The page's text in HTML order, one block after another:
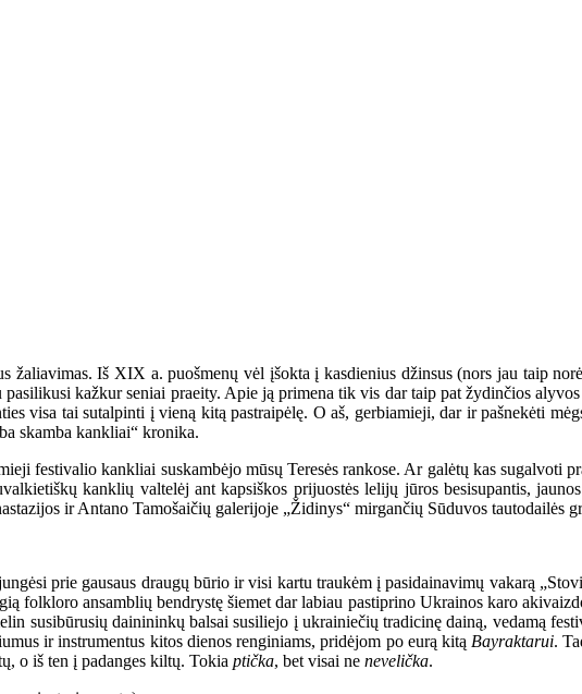
žaliavimas. Iš XIX a. puošmenų vėl įšokta į kasdienius džinsus (nors jau taip
kažkur seniai praeity. Apie ją primena tik vis dar taip pat žydinčios
visa tai sutalpinti į vieną kitą pastraipėlę. O aš, gerbiamieji, dar ir pašnekėti
skamba kankliai“ kronika.
festivalio kankliai suskambėjo mūsų Teresės rankose. Ar galėtų kas sugalvoti
kanklių valtelėj ant kapsiškos prijuostės lelijų jūros besisupantis,
ir Antano Tamošaičių galerijoje „Židinys“ mirgančių Sūduvos tautodailės
prie gausaus draugų būrio ir visi kartu traukėm į pasidainavimų vakarą
folkloro ansamblių bendrystę šiemet dar labiau pastiprino Ukrainos karo
susibūrusių dainininkų balsai susiliejo į ukrainiečių tradicinę dainą, vedamą
ir instrumentus kitos dienos renginiams, pridėjom po eurą kitą Bayraktarui.
o iš ten į padanges kiltų. Tokia ptička, bet visai ne nevelička.